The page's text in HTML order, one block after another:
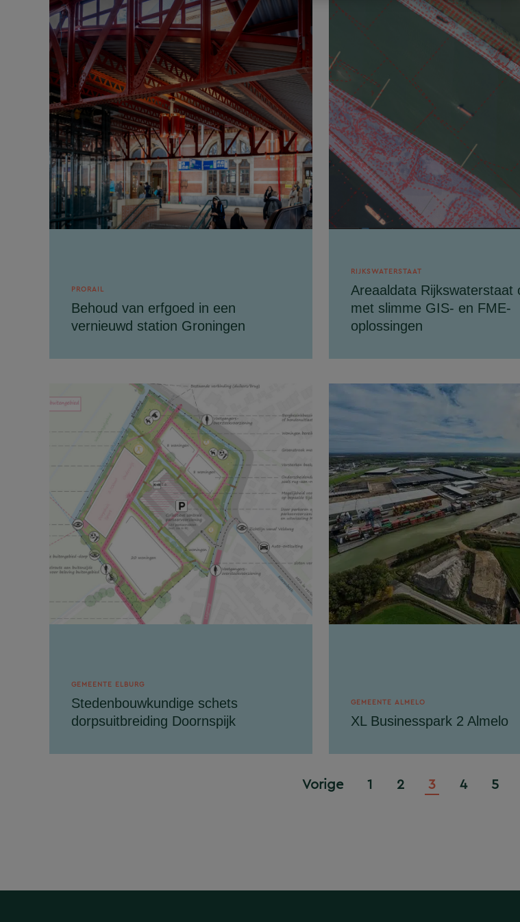
PRORAIL
Behoud van erfgoed in een
vernieuwd station Groningen
een metamorfose ondergaan. In het kader
spoorinfrasturctuur...
RIJKSWATERSTAAT
Areaaldata Rijkswaterstaat
met slimme GIS- en FME-
oplossingen
en FME dagelijks in om
betrouwbare...
GEMEENTE ELBURG
Stedenbouwkundige schets
dorpsuitbreiding Doornspijk
HEVO in opdracht van de gemeente Elburg
GEMEENTE ALMELO
XL Businesspark 2 Almelo
om een nieuw bedrijventerrein
Businesspark 2 in...
Vorige 1 2 3 4 5